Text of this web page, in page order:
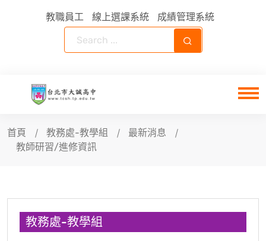
教職員工 線上選課系統 成績管理系統
首頁 教務處-教學組
最新消息
教師研習/進修資訊
教務處-教學組